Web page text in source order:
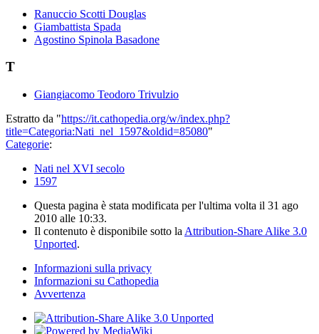
Ranuccio Scotti Douglas
Giambattista Spada
Agostino Spinola Basadone
T
Giangiacomo Teodoro Trivulzio
Estratto da "https://it.cathopedia.org/w/index.php?
title=Categoria:Nati_nel_1597&oldid=85080"
Categorie:
Nati nel XVI secolo
1597
Questa pagina è stata modificata per l'ultima volta il 31 ago
2010 alle 10:33.
Il contenuto è disponibile sotto la Attribution-Share Alike 3.0
Unported.
Informazioni sulla privacy
Informazioni su Cathopedia
Avvertenza